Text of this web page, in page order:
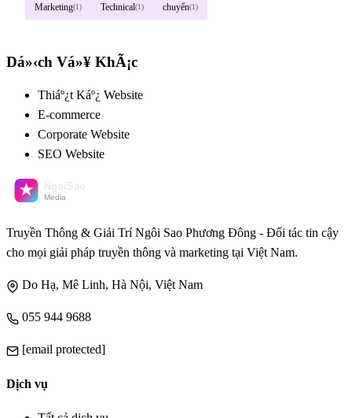
Marketing(1) Technical(1) chuyển(1)
Dá»‹ch Vá»¥ KhÃ¡c
Thiáº¿t Káº¿ Website
E-commerce
Corporate Website
SEO Website
Truyền Thông & Giải Trí Ngôi Sao Phương Đông - Đối tác tin cậy
cho mọi giải pháp truyền thông và marketing tại Việt Nam.
Do Hạ, Mê Linh, Hà Nội, Việt Nam
055 944 9688
[email protected]
Dịch vụ